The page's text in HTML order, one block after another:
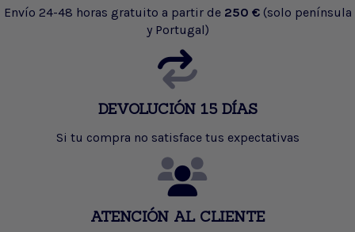
Envío 24-48 horas gratuito a partir de 250 € (solo península
y Portugal)
DEVOLUCIÓN 15 DÍAS
Si tu compra no satisface tus expectativas
ATENCIÓN AL CLIENTE